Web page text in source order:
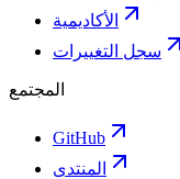
الأكاديمية
سجل التغييرات
المجتمع
GitHub
المنتدى